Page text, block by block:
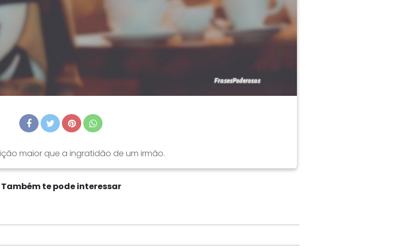
maior que a ingratidão de um irmão.
Também te pode interessar